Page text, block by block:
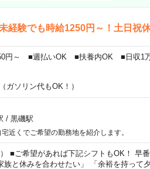
験でも時給1250円～！土日祝休
円～ ■週払いOK ■扶養内OK ■日収1
ガソリン代もOK！）
/ 黒磯駅
近くでご希望の勤務地を紹介します。
■ご希望があれば下記シフトもOK！ 早
族と休みを合わせたい」 「余裕を持って